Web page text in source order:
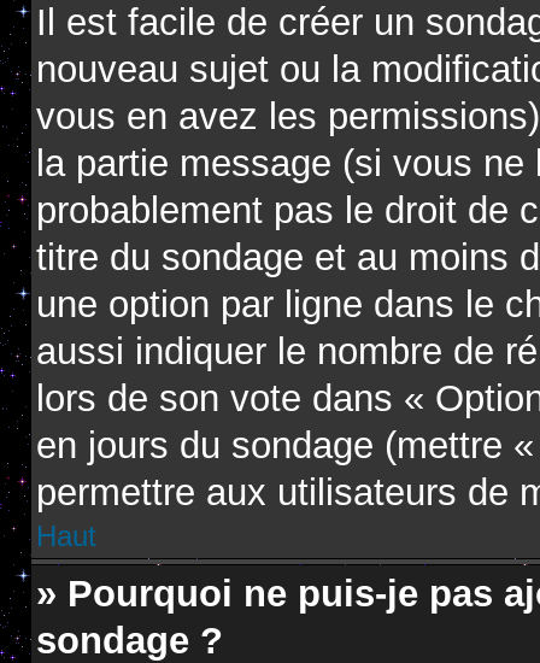
Il est facile de créer un
nouveau sujet ou la
vous en avez les
la partie message (si vous
probablement pas le droit de
titre du sondage et au moins
une option par ligne dans le
aussi indiquer le nombre de
lors de son vote dans «
en jours du sondage (mettre
permettre aux utilisateurs de
Haut
» Pourquoi ne puis-je pas
sondage ?